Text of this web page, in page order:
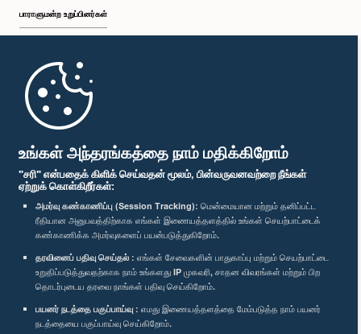
உங்கள் அந்தரங்கத்தை நாம் மதிக்கிறோம்
"சரி" என்பதைக் கிளிக் செய்வதன் மூலம், பின்வருவனவற்றை நீங்கள்
ஏற்றுக் கொள்கிறீர்கள்:
அமர்வு கண்காணிப்பு (Session Tracking): மென்மையான மற்றும் தனிப்பட்ட
ரீதியான அனுபவத்திற்காக எங்கள் இணையத்தளத்தில் உங்கள் செயற்பாட்டைக்
கண்காணிக்க அமர்வுகளைப் பயன்படுத்துகிறோம்.
தரவினைப் பதிவு செய்தல் : எங்கள் சேவைகளின் பாதுகாப்பு மற்றும் செயற்பாட்டை
உறுதிப்படுத்துவதற்காக நாம் உங்களது IP முகவரி, சாதன விவரங்கள் மற்றும் பிற
தொடர்புடைய தரவை நாங்கள் பதிவு செய்கிறோம்.
பயனர் நடத்தை பகுப்பாய்வு : எமது இணையத்தளத்தை மேம்படுத்த நாம் பயனர்
நடத்தையை பகுப்பாய்வு செய்கிறோம்.
பாராளுமன்ற உறுப்பினர்கள்
முதற்பக்கம்
பாராளுமன்ற கையடக்க செயலி
எம்மை பின்தொடர்க :
விருதுகள்
தனியுரிமைக் கொள்கை